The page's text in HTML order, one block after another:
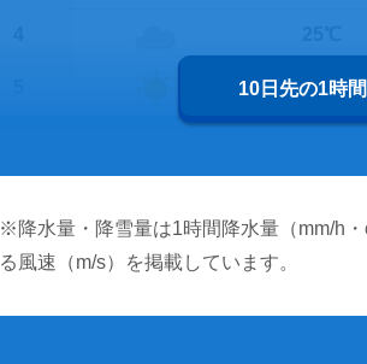
25℃
10日先の1時
※降水量・降雪量は1時間降水量（mm/h
る風速（m/s）を掲載しています。